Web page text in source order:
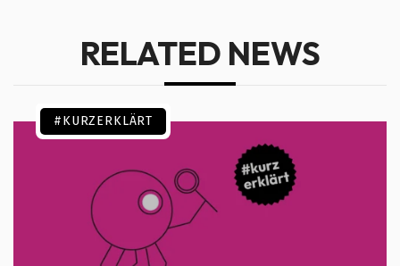
RELATED NEWS
#KURZERKLÄRT